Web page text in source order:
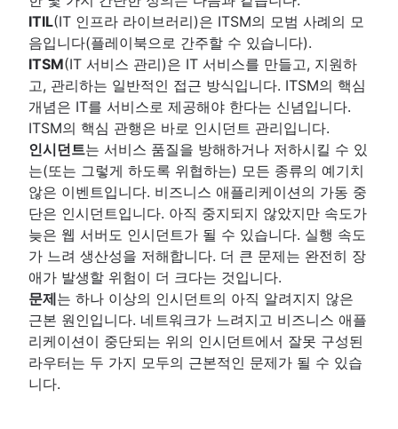
Compliance Management Software
Compliance Management Software
Compliance Management Software
IT 관리
개요
문제 관리
개요
템플릿
역할 및 책임
프로세스
변경 관리
개요
모범 사례
역할 및 책임
변경 자문 위원회
변경 관리 유형
지식 관리
개요
기술 자료의 정의
지식 중심 서비스(KCS)란 무엇입니까
셀프 서비스 기술 자료
엔터프라이즈 서비스 관리
개요
HR 서비스 관리 및 제공
HR 자동화 모범 사례
ITIL
개요
ITIL(IT 인프라 라이브러리)은 ITSM의 모범 사례의 모
음입니다(플레이북으로 간주할 수 있습니다).
ITSM(IT 서비스 관리)은 IT 서비스를 만들고, 지원하
고, 관리하는 일반적인 접근 방식입니다. ITSM의 핵심
개념은 IT를 서비스로 제공해야 한다는 신념입니다.
ITSM의 핵심 관행은 바로 인시던트 관리입니다.
인시던트는 서비스 품질을 방해하거나 저하시킬 수 있
는(또는 그렇게 하도록 위협하는) 모든 종류의 예기치
않은 이벤트입니다. 비즈니스 애플리케이션의 가동 중
단은 인시던트입니다. 아직 중지되지 않았지만 속도가
늦은 웹 서버도 인시던트가 될 수 있습니다. 실행 속도
가 느려 생산성을 저해합니다. 더 큰 문제는 완전히 장
애가 발생할 위험이 더 크다는 것입니다.
문제는 하나 이상의 인시던트의 아직 알려지지 않은
근본 원인입니다. 네트워크가 느려지고 비즈니스 애플
리케이션이 중단되는 위의 인시던트에서 잘못 구성된
라우터는 두 가지 모두의 근본적인 문제가 될 수 있습
니다.